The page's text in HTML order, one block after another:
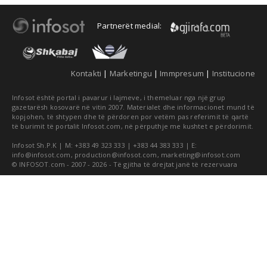
Partnerët medial:
Kontakti | Marketingu | Immpresum | Institucione
Infosot është portal i pavarur i lajmeve, i themeluar nga një grup
gazetarësh kosovarë në vitin 2007. Materialet dhe informacionet mund të
kopjohen, të shtypen dhe të përdoren por vetëm pas referimit të qartë
të burimit të portalit Infosot.com, në përputhje me kushtet e përdorimit.
Infosot Sh.P.K | M: +383 49 323 333 | +383 44 383 333 | E:
info@infosot.com , production@infosot.com , marketing@infosot.com
© INFOSOT.com - 2007 - 2026 - Të gjitha të drejtat janë të rezervuara